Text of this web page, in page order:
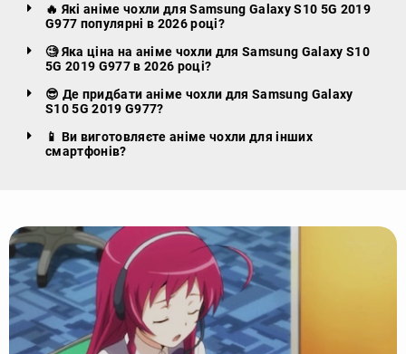
🔥 Які аніме чохли для Samsung Galaxy S10 5G 2019
G977 популярні в 2026 році?
🧐 Яка ціна на аніме чохли для Samsung Galaxy S10
5G 2019 G977 в 2026 році?
😎 Де придбати аніме чохли для Samsung Galaxy
S10 5G 2019 G977?
📱 Ви виготовляєте аніме чохли для інших
смартфонів?